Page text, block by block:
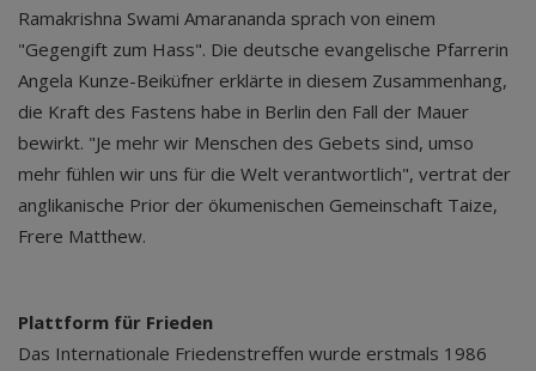
Ramakrishna Swami Amarananda sprach von einem
"Gegengift zum Hass". Die deutsche evangelische Pfarrerin
Angela Kunze-Beiküfner erklärte in diesem Zusammenhang,
die Kraft des Fastens habe in Berlin den Fall der Mauer
bewirkt. "Je mehr wir Menschen des Gebets sind, umso
mehr fühlen wir uns für die Welt verantwortlich", vertrat der
anglikanische Prior der ökumenischen Gemeinschaft Taize,
Frere Matthew.
Plattform für Frieden
Das Internationale Friedenstreffen wurde erstmals 1986